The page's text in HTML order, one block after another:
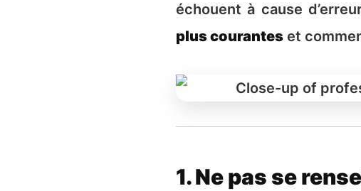
échouent à cause
plus courantes et
1. Ne pas se